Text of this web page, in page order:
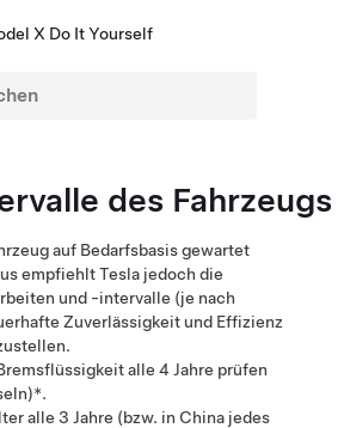
X Do It Yourself
des Fahrzeugs
auf Bedarfsbasis gewartet
empfiehlt Tesla jedoch die
und -intervalle (je nach
Zuverlässigkeit und Effizienz
alle 4 Jahre prüfen
alle 3 Jahre (bzw. in China jedes